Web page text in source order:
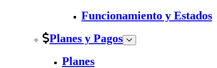
Funcionamiento y Estados
Planes y Pagos
Planes